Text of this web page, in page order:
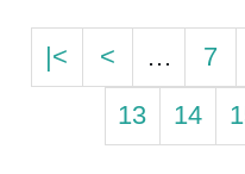
|< < … 7
13
14